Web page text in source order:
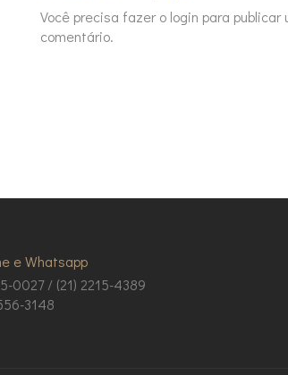
Você precisa fazer o login para publicar
comentário.
e Whatsapp
0027 / (21) 2215-4389
3148